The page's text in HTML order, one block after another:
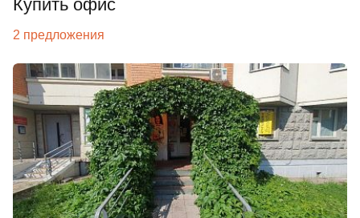
Купить офис
2 предложения